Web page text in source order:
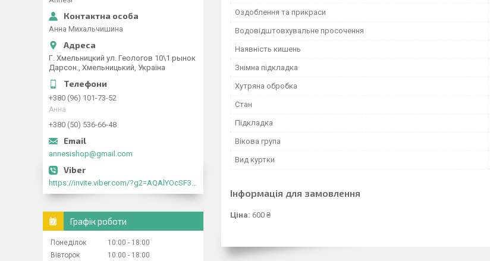
Оздоблення та прикраси
Водовідштовхувальне просочення
Наявність кишень
Знімна підкладка
Хутряна обробка
Стан
Підкладка
Вікова група
Вид куртки
Інформація для замовлення
Ціна: 600 ₴
Анна Михальчишина
Г. Хмельницкий ул. Геологов 10\1 рынок
Дарсон., Хмельницький, Україна
+380 (96) 101-73-52
Анна
+380 (50) 536-66-48
annesishop@gmail.com
https://invite.viber.com/?g2=AQAlYOcSF30rb0kdJdojYDWtk4sNE5eWPg2Om5jJmRlpJwnTwfwnCzMMxer2vioZ"
Графік роботи
Понеділок 10:00
18:00
Вівторок
10:00 18:00